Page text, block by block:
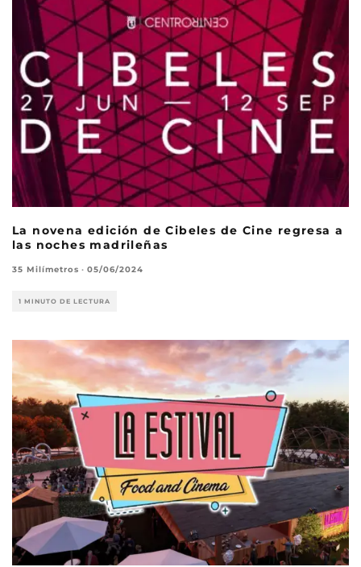
La novena edición de Cibeles de Cine regresa a
las noches madrileñas
35 Milímetros · 05/06/2024
1 MINUTO DE LECTURA